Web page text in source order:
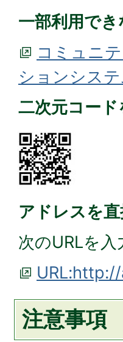
一部利用で
コミュニ
ションシス
二次元コー
アドレスを
次のURLを入
注意事項